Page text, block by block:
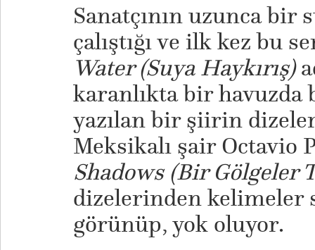
Sanatçının uzunca bir
çalıştığı ve ilk kez bu
Water (Suya Haykırış)
karanlıkta bir havuzda
yazılan bir şiirin
Meksikalı şair Octavio
Shadows (Bir Gölgeler
dizelerinden kelimeler
görünüp, yok oluyor.